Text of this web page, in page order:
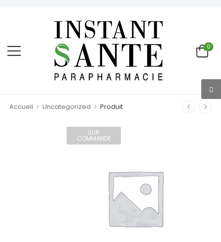
0
Accueil > Uncategorized > Produit
SUR
COMMANDE